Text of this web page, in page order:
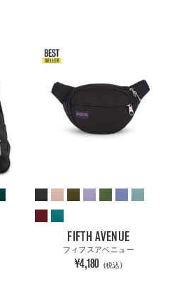
FIFTH AVENUE
フィフスアベニュー
¥4,180 (税込)